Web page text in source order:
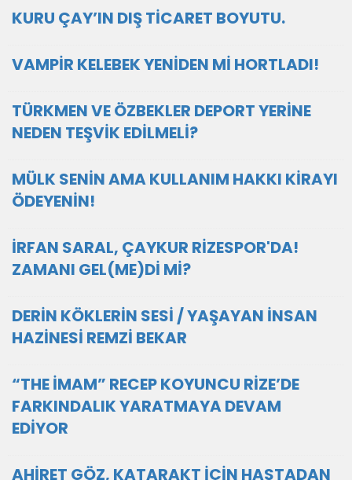
KURU ÇAY’IN DIŞ TİCARET BOYUTU.
VAMPİR KELEBEK YENİDEN Mİ HORTLADI!
TÜRKMEN VE ÖZBEKLER DEPORT YERİNE
NEDEN TEŞVİK EDİLMELİ?
MÜLK SENİN AMA KULLANIM HAKKI KİRAYI
ÖDEYENİN!
İRFAN SARAL, ÇAYKUR RİZESPOR'DA!
ZAMANI GEL(ME)Dİ Mİ?
DERİN KÖKLERİN SESİ / YAŞAYAN İNSAN
HAZİNESİ REMZİ BEKAR
“THE İMAM” RECEP KOYUNCU RİZE’DE
FARKINDALIK YARATMAYA DEVAM
EDİYOR
AHİRET GÖZ, KATARAKT İÇİN HASTADAN